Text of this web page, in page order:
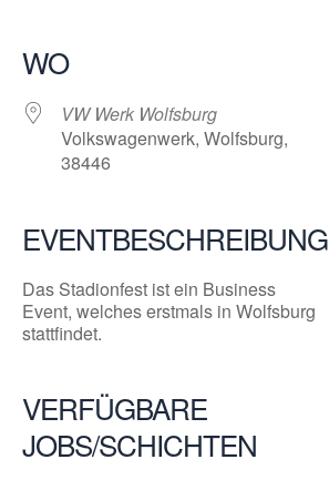
WO
VW Werk Wolfsburg
Volkswagenwerk, Wolfsburg,
38446
EVENTBESCHREIBUNG
Das Stadionfest ist ein Business
Event, welches erstmals in Wolfsburg
stattfindet.
VERFÜGBARE
JOBS/SCHICHTEN